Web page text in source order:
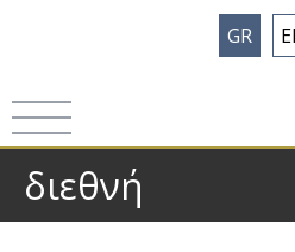
GR
διεθνή